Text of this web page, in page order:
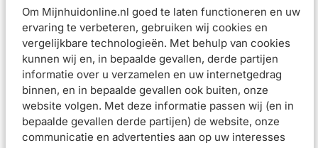
Om Mijnhuidonline.nl goed te laten functioneren en uw
ervaring te verbeteren, gebruiken wij cookies en
vergelijkbare technologieën. Met behulp van cookies
kunnen wij en, in bepaalde gevallen, derde partijen
informatie over u verzamelen en uw internetgedrag
binnen, en in bepaalde gevallen ook buiten, onze
website volgen. Met deze informatie passen wij (en in
bepaalde gevallen derde partijen) de website, onze
communicatie en advertenties aan op uw interesses
gebruikten, tweemaal daags, gedurende één maand.
Klinische en biometeorologische bevindingen door
dermatologen betrokken bij het onderzoek.
Instruction of Use
Was eerst de handen en nagels goed. Meng vervolgens de
dagelijkse reinigingsgel ‘s ochtends en ’s avonds met lauw-
warm water om de poriën goed te reinigen en laat het